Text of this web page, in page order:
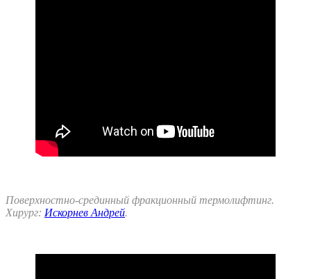
Поверхностно-срединный фракционный термолифтинг.
Хирург: Искорнев Андрей.